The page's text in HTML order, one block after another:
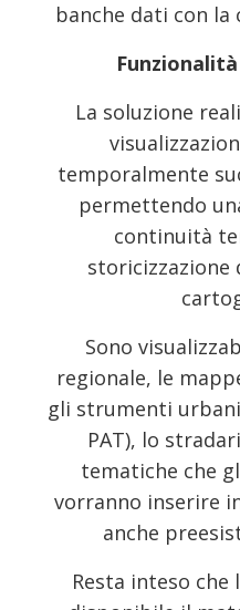
banche dati con
La soluzione
temporalmente
permettendo
continuità
storicizzazione
Sono
regionale, le
gli strumenti
PAT), lo
tematiche che
vorranno inserire
anche
Resta inteso che